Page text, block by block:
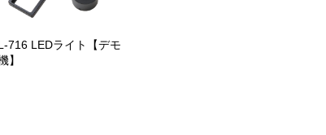
716 LEDライト【デモ
】